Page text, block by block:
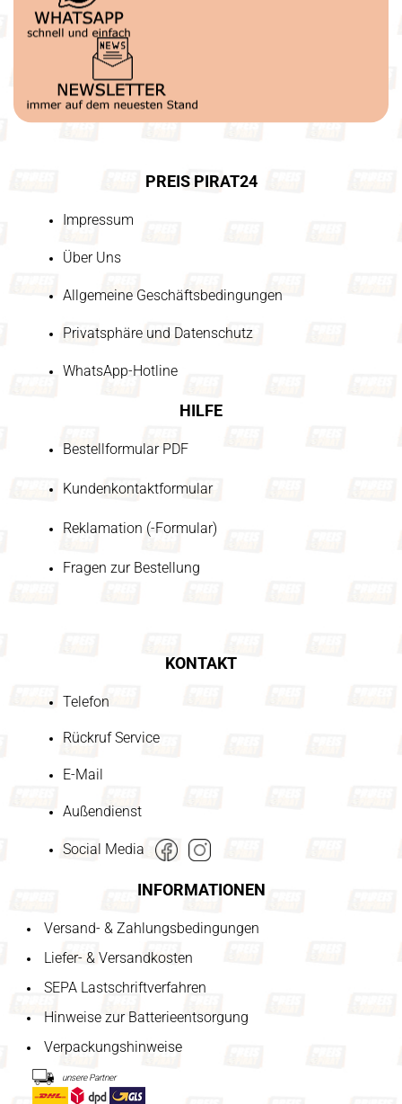
PREIS PIRAT24
Impressum
Über Uns
Allgemeine Geschäftsbedingungen
Privatsphäre und Datenschutz
WhatsApp-Hotline
HILFE
Bestellformular PDF
Kundenkontaktformular
Reklamation (-Formular)
Fragen zur Bestellung
KONTAKT
Telefon
Rückruf Service
E-Mail
Außendienst
Social Media
INFORMATIONEN
Versand- & Zahlungsbedingungen
Liefer- & Versandkosten
SEPA Lastschriftverfahren
Hinweise zur Batterieentsorgung
Verpackungshinweise
unsere Partner